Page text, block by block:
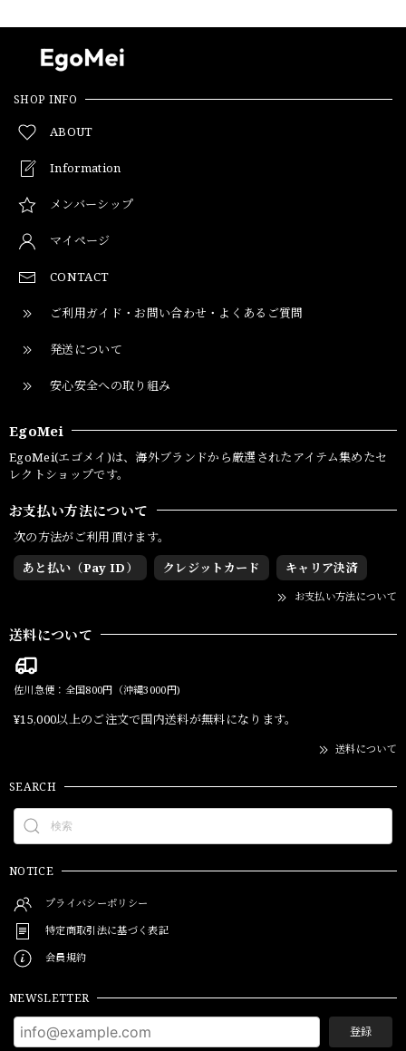
SHOP INFO
ABOUT
Information
メンバーシップ
マイページ
CONTACT
ご利用ガイド・お問い合わせ・よくあるご質問
発送について
安心安全への取り組み
EgoMei
EgoMei(エゴメイ)は、海外ブランドから厳選されたアイテム集めたセ
レクトショップです。
お支払い方法について
次の方法がご利用頂けます。
あと払い（Pay ID）
クレジットカード キャリア決済
お支払い方法について
送料について
佐川急便：全国800円（沖縄3000円)
¥15,000以上のご注文で国内送料が無料になります。
送料について
SEARCH
NOTICE
プライバシーポリシー
特定商取引法に基づく表記
会員規約
NEWSLETTER
登録